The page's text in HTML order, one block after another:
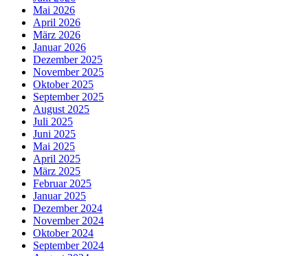
Mai 2026
April 2026
März 2026
Januar 2026
Dezember 2025
November 2025
Oktober 2025
September 2025
August 2025
Juli 2025
Juni 2025
Mai 2025
April 2025
März 2025
Februar 2025
Januar 2025
Dezember 2024
November 2024
Oktober 2024
September 2024